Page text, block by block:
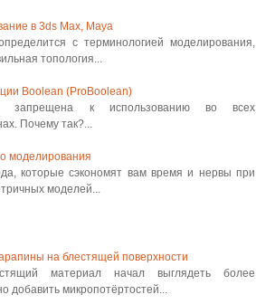
в 3ds Max, Maya
с терминологией моделирования,
топология...
Boolean (ProBoolean)
запрещена к использованию во всех
Почему так?...
моделирования
которые сэкономят вам время и нервы при
моделей...
на блестящей поверхности
материал начал выглядеть более
добавить микропотёртостей...